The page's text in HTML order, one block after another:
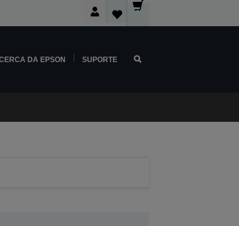
DA EPSON SUPORTE